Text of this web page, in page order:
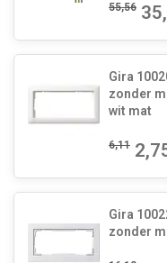
55,56
Gira
zonder
wit mat
6,11
Gira
zonder